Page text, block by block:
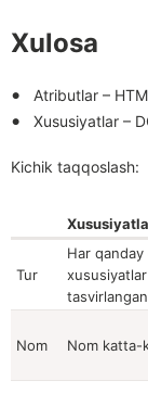
Xulosa
Atributlar –
Xususiyatlar –
Kichik taqqoslash:
Tur
Har
Nom Nom katta-